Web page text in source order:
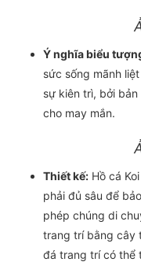
Ý nghĩa biểu
sức sống mãnh
sự kiên trì, bởi
cho may mắn.
Thiết kế: Hồ cá
phải đủ sâu để
phép chúng di
trang trí bằng cây
đá trang trí có thể